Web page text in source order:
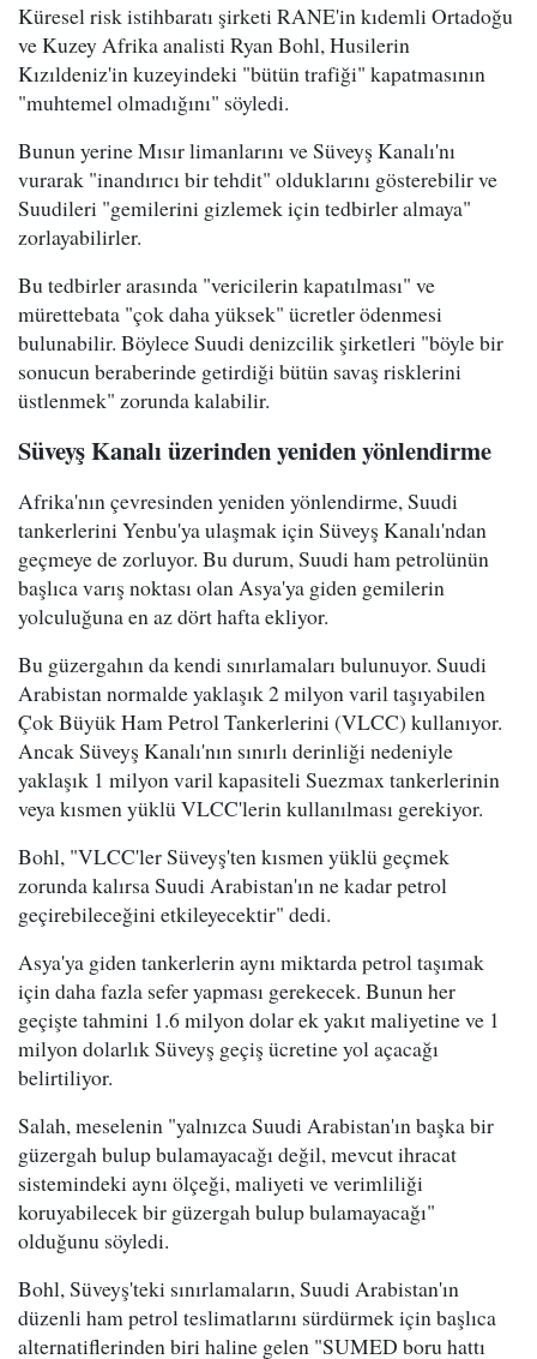
Küresel risk istihbaratı şirketi RANE'in kıdemli Ortadoğu
ve Kuzey Afrika analisti Ryan Bohl, Husilerin
Kızıldeniz'in kuzeyindeki "bütün trafiği" kapatmasının
"muhtemel olmadığını" söyledi.
Bunun yerine Mısır limanlarını ve Süveyş Kanalı'nı
vurarak "inandırıcı bir tehdit" olduklarını gösterebilir ve
Suudileri "gemilerini gizlemek için tedbirler almaya"
zorlayabilirler.
Bu tedbirler arasında "vericilerin kapatılması" ve
mürettebata "çok daha yüksek" ücretler ödenmesi
bulunabilir. Böylece Suudi denizcilik şirketleri "böyle bir
sonucun beraberinde getirdiği bütün savaş risklerini
üstlenmek" zorunda kalabilir.
Süveyş Kanalı üzerinden yeniden yönlendirme
Afrika'nın çevresinden yeniden yönlendirme, Suudi
tankerlerini Yenbu'ya ulaşmak için Süveyş Kanalı'ndan
geçmeye de zorluyor. Bu durum, Suudi ham petrolünün
başlıca varış noktası olan Asya'ya giden gemilerin
yolculuğuna en az dört hafta ekliyor.
Bu güzergahın da kendi sınırlamaları bulunuyor. Suudi
Arabistan normalde yaklaşık 2 milyon varil taşıyabilen
Çok Büyük Ham Petrol Tankerlerini (VLCC) kullanıyor.
Ancak Süveyş Kanalı'nın sınırlı derinliği nedeniyle
yaklaşık 1 milyon varil kapasiteli Suezmax tankerlerinin
veya kısmen yüklü VLCC'lerin kullanılması gerekiyor.
Bohl, "VLCC'ler Süveyş'ten kısmen yüklü geçmek
zorunda kalırsa Suudi Arabistan'ın ne kadar petrol
geçirebileceğini etkileyecektir" dedi.
Asya'ya giden tankerlerin aynı miktarda petrol taşımak
için daha fazla sefer yapması gerekecek. Bunun her
geçişte tahmini 1.6 milyon dolar ek yakıt maliyetine ve 1
milyon dolarlık Süveyş geçiş ücretine yol açacağı
belirtiliyor.
Salah, meselenin "yalnızca Suudi Arabistan'ın başka bir
güzergah bulup bulamayacağı değil, mevcut ihracat
sistemindeki aynı ölçeği, maliyeti ve verimliliği
koruyabilecek bir güzergah bulup bulamayacağı"
olduğunu söyledi.
Bohl, Süveyş'teki sınırlamaların, Suudi Arabistan'ın
düzenli ham petrol teslimatlarını sürdürmek için başlıca
alternatiflerinden biri haline gelen "SUMED boru hattı